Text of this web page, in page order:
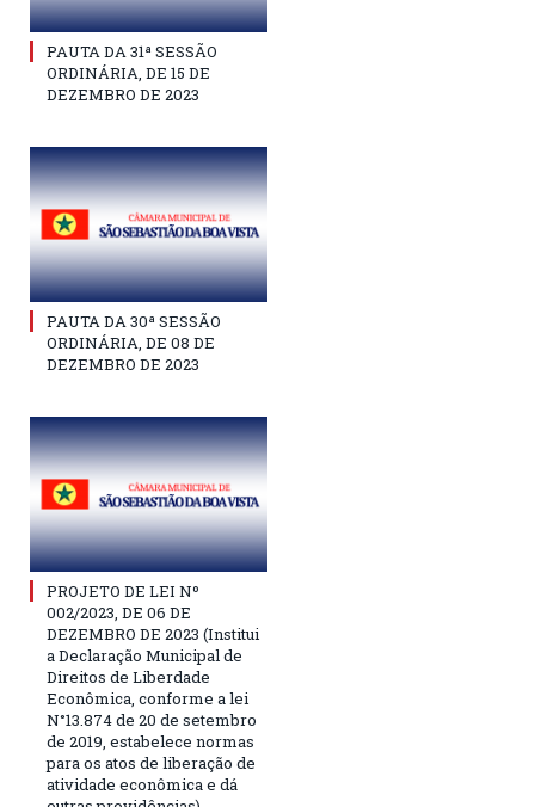
PAUTA DA 31ª SESSÃO
ORDINÁRIA, DE 15 DE
DEZEMBRO DE 2023
PAUTA DA 30ª SESSÃO
ORDINÁRIA, DE 08 DE
DEZEMBRO DE 2023
PROJETO DE LEI Nº
002/2023, DE 06 DE
DEZEMBRO DE 2023 (Institui
a Declaração Municipal de
Direitos de Liberdade
Econômica, conforme a lei
N°13.874 de 20 de setembro
de 2019, estabelece normas
para os atos de liberação de
atividade econômica e dá